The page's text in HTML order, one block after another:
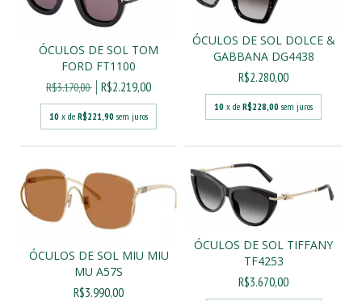
ÓCULOS DE SOL TOM
FORD FT1100
R$3.170,00 R$2.219,00
10 x de R$221,90 sem juros
ÓCULOS DE SOL DOLCE &
GABBANA DG4438
R$2.280,00
10 x de R$228,00 sem juros
ÓCULOS DE SOL MIU MIU
MU A57S
R$3.990,00
ÓCULOS DE SOL TIFFANY
TF4253
R$3.670,00